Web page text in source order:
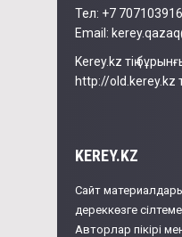
Тел: +7
Email:
Kerey.kz тің
http://old.kerey.kz
KEREY.KZ
Сайт
дереккөзге
Авторлар пікірі